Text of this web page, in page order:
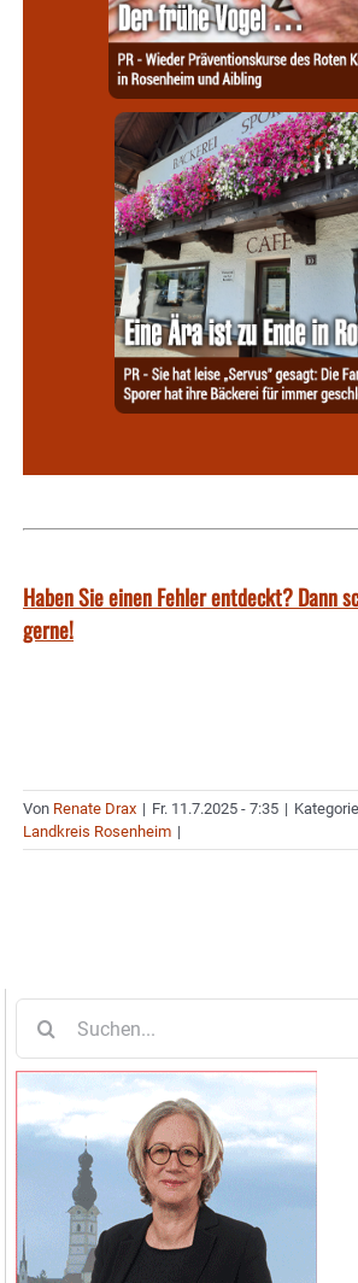
Haben Sie einen Fehler entdeckt? Dann
gerne!
Von Renate Drax | Fr. 11.7.2025 - 7:35 |
Landkreis Rosenheim |
nach: